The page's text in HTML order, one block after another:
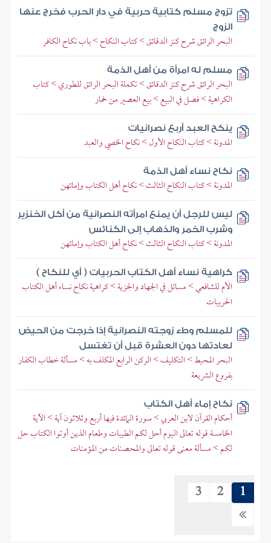
تزوج مسلم كتابية حربية في دار الحرب فخرج عنها
الزوج
البحر الرائق شرح كنز الدقائق > كتاب النكاح > باب نكاح الكافر
مسلم له امرأة من أهل الذمة
البحر الرائق شرح كنز الدقائق > تكملة البحر الرائق للطوري > كتاب
الكراهية > فصل في البيع > بيع العصير من خمار
ينكح العبد أربع نصرانيات
المدونة > كتاب النكاح الأول > نكاح الخصي والعبد
نكاح نساء أهل الذمة
المدونة > كتاب النكاح الثالث > نكاح أهل الكتاب وإمائهن
ليس للرجل أن يمنع امرأته النصرانية من أكل الخنزير
وشرب الخمر والذهاب إلى الكنائس
المدونة > كتاب النكاح الثالث > نكاح أهل الكتاب وإمائهن
كراهية نساء أهل الكتاب الحربيات ( أي للنكاح )
الأم للشافعي > مسائل في الجهاد والجزية > كراهية نكاح نساء أهل الكتاب
الحربيات
للمسلم وطء زوجته النصرانية إذا خرجت من الحيض
لعادتها دون العشرة قبل أن تغتسل
البحر المحيط > التكليف > الركن الرابع المكلف به > مسألة خطاب الكفار
بفروع الشريعة
نكاح إماء أهل الكتاب
أحكام القرآن لابن العربي > سورة المائدة فيها أربع وثلاثون آية > الآية
الخامسة قوله تعالى اليوم أحل لكم الطيبات وطعام الذين أوتوا الكتاب حل
لكم > مسألة معنى قوله تعالى والمحصنات من المؤمنات
1
2
3